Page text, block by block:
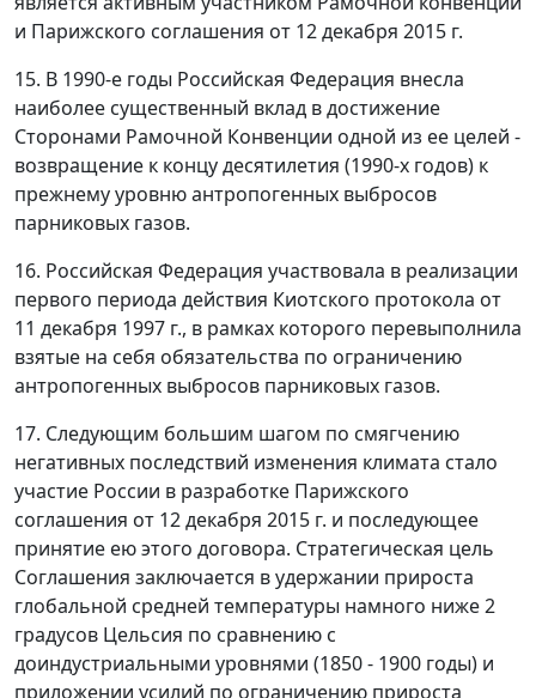
и Парижского соглашения от 12 декабря 2015 г.
15. В 1990-е годы Российская Федерация внесла
наиболее существенный вклад в достижение
Сторонами Рамочной Конвенции одной из ее целей -
возвращение к концу десятилетия (1990-х годов) к
прежнему уровню антропогенных выбросов
парниковых газов.
16. Российская Федерация участвовала в реализации
первого периода действия Киотского протокола от
11 декабря 1997 г., в рамках которого перевыполнила
взятые на себя обязательства по ограничению
антропогенных выбросов парниковых газов.
17. Следующим большим шагом по смягчению
негативных последствий изменения климата стало
участие России в разработке Парижского
соглашения от 12 декабря 2015 г. и последующее
принятие ею этого договора. Стратегическая цель
Соглашения заключается в удержании прироста
глобальной средней температуры намного ниже 2
градусов Цельсия по сравнению с
доиндустриальными уровнями (1850 - 1900 годы) и
приложении усилий по ограничению прироста